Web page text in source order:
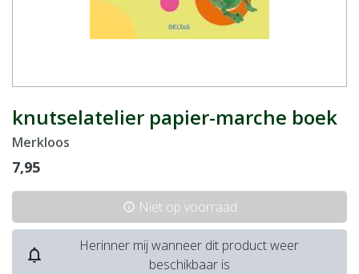
knutselatelier papier-marche boek
Merkloos
7,95
info Niet op voorraad
notifications_none
Herinner mij wanneer dit product weer
beschikbaar is